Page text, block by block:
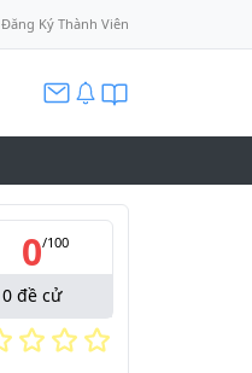
Đăng Ký Thành Viên
0/100
0 đề cử